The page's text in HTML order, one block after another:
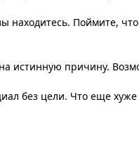
находитесь. Поймите,
истинную причину.
без цели. Что еще